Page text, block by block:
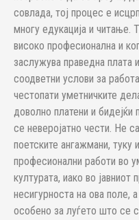
совлада, тој процес е
многу едукација и читање.
високо професионална и
заслужува праведна плата и
соодветни услови за
честопати уметничките
доволно платени и бидејќи
се неверојатно чести. Не
поетските ангажмани, туку
професионални работи во
културата, иако во
несигурноста на ова поле, а
особено за луѓето што се